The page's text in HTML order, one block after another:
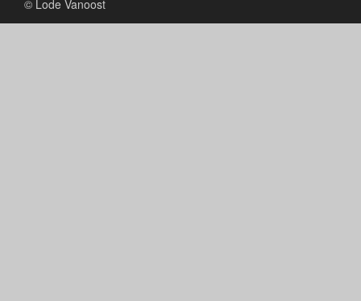
© Lode Vanoost